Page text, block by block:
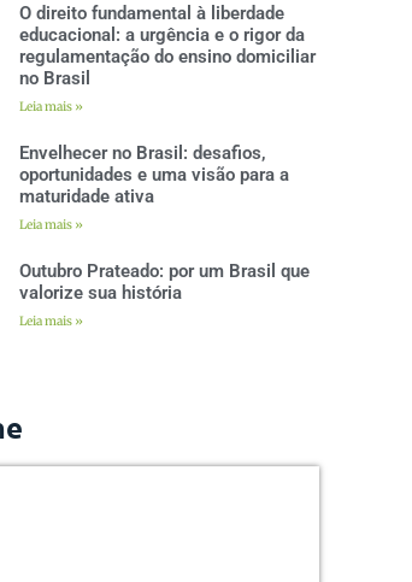
O direito fundamental à liberdade
educacional: a urgência e o rigor da
regulamentação do ensino domiciliar
no Brasil
Leia mais »
Envelhecer no Brasil: desafios,
oportunidades e uma visão para a
maturidade ativa
Leia mais »
Outubro Prateado: por um Brasil que
valorize sua história
Leia mais »